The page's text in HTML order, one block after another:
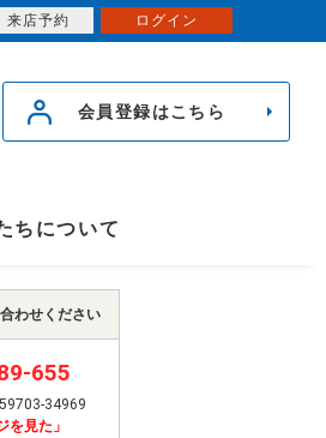
会員登録はこちら
ちについて
わせください
655
34969
を見た」
来店予約 ログイン